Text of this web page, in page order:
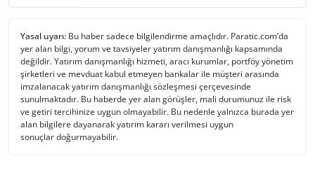
Yasal uyarı: Bu haber sadece bilgilendirme amaçlıdır. Paratic.com’da
yer alan bilgi, yorum ve tavsiyeler yatırım danışmanlığı kapsamında
değildir. Yatırım danışmanlığı hizmeti, aracı kurumlar, portföy yönetim
şirketleri ve mevduat kabul etmeyen bankalar ile müşteri arasında
imzalanacak yatırım danışmanlığı sözleşmesi çerçevesinde
sunulmaktadır. Bu haberde yer alan görüşler, mali durumunuz ile risk
ve getiri tercihinize uygun olmayabilir. Bu nedenle yalnızca burada yer
alan bilgilere dayanarak yatırım kararı verilmesi uygun
sonuçlar doğurmayabilir.